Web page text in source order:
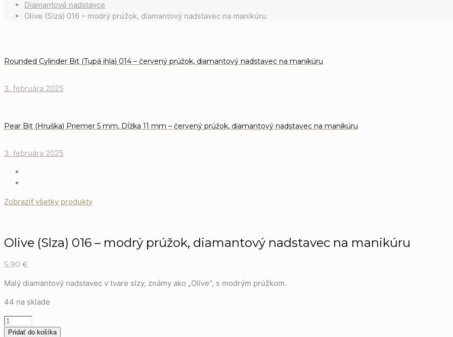
Diamantové nadstavce
Olive (Slza) 016 – modrý prúžok, diamantový nadstavec na manikúru
Rounded Cylinder Bit (Tupá ihla) 014 – červený prúžok, diamantový nadstavec na manikúru
3. februára 2025
Pear Bit (Hruška) Priemer 5 mm, Dĺžka 11 mm – červený prúžok, diamantový nadstavec na manikúru
3. februára 2025
Zobraziť všetky produkty
Olive (Slza) 016 – modrý prúžok, diamantový nadstavec na manikúru
5,90 €
Malý diamantový nadstavec v tvare slzy, známy ako „Olive“, s modrým prúžkom.
44 na sklade
množstvo
Olive
Pridať do košíka